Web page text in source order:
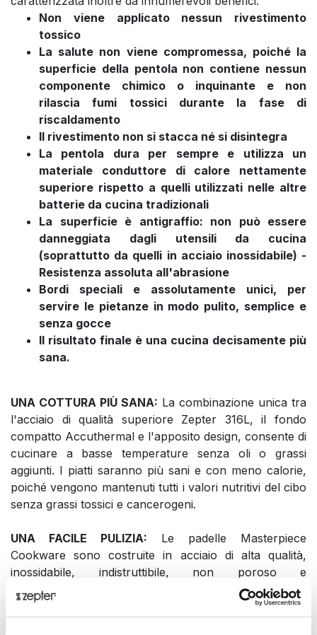
Non viene applicato nessun rivestimento
tossico
La salute non viene compromessa, poiché la
superficie della pentola non contiene nessun
componente chimico o inquinante e non
rilascia fumi tossici durante la fase di
riscaldamento
Il rivestimento non si stacca né si disintegra
La pentola dura per sempre e utilizza un
materiale conduttore di calore nettamente
superiore rispetto a quelli utilizzati nelle altre
batterie da cucina tradizionali
La superficie è antigraffio: non può essere
danneggiata dagli utensili da cucina
(soprattutto da quelli in acciaio inossidabile) -
Resistenza assoluta all'abrasione
Bordi speciali e assolutamente unici, per
servire le pietanze in modo pulito, semplice e
senza gocce
Il risultato finale è una cucina decisamente più
sana.
UNA COTTURA PIÙ SANA: La combinazione unica tra
l'acciaio di qualità superiore Zepter 316L, il fondo
compatto Accuthermal e l'apposito design, consente di
cucinare a basse temperature senza oli o grassi
aggiunti. I piatti saranno più sani e con meno calorie,
poiché vengono mantenuti tutti i valori nutritivi del cibo
senza grassi tossici e cancerogeni.
UNA FACILE PULIZIA: Le padelle Masterpiece
Cookware sono costruite in acciaio di alta qualità,
inossidabile, indistruttibile, non poroso e
assolutamente igienico: non trattiene le particelle del
cibo o gli odori e rende più semplice la sua pulizia.